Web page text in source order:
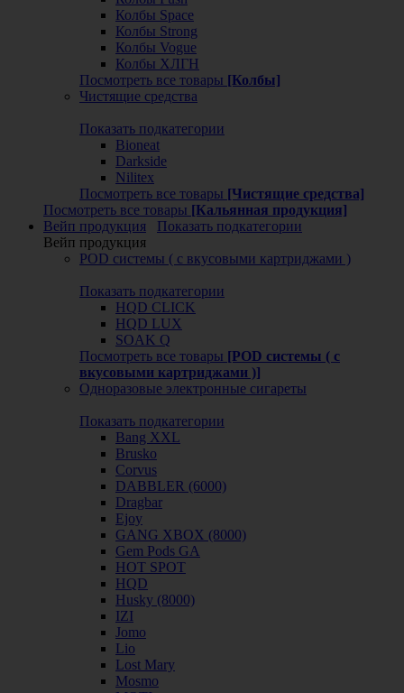
Колбы Space
Колбы Strong
Колбы Vogue
Колбы ХЛГН
Посмотреть все товары [Колбы]
Чистящие средства
Показать подкатегории
Bioneat
Darkside
Nilitex
Посмотреть все товары [Чистящие средства]
Посмотреть все товары [Кальянная продукция]
Вейп продукция
Показать подкатегории
Вейп продукция
POD системы ( с вкусовыми картриджами )
Показать подкатегории
HQD CLICK
HQD LUX
SOAK Q
Посмотреть все товары [POD системы ( с
вкусовыми картриджами )]
Одноразовые электронные сигареты
Показать подкатегории
Bang XXL
Brusko
Corvus
DABBLER (6000)
Dragbar
Ejoy
GANG XBOX (8000)
Gem Pods GA
HOT SPOT
HQD
Husky (8000)
IZI
Jomo
Lio
Lost Mary
Mosmo